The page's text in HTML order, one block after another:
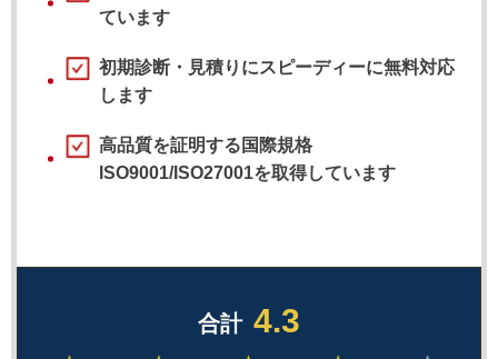
ています
初期診断・見積りにスピーディーに無料対応
します
高品質を証明する国際規格
ISO9001/ISO27001を取得しています
合計 4.3